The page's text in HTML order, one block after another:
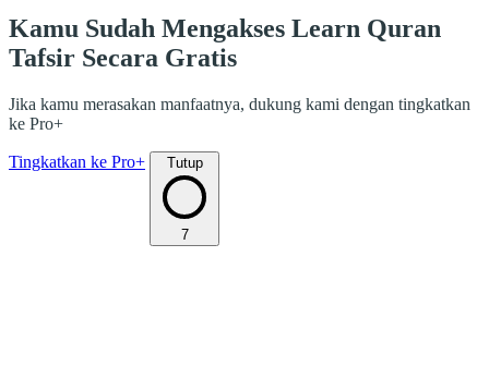
Kamu Sudah Mengakses Learn Quran
Tafsir Secara Gratis
Jika kamu merasakan manfaatnya, dukung kami dengan tingkatkan
ke Pro+
Tingkatkan ke Pro+ Tutup
7